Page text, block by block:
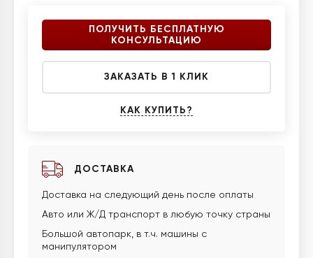
ПОЛУЧИТЬ БЕСПЛАТНУЮ
КОНСУЛЬТАЦИЮ
ЗАКАЗАТЬ В 1 КЛИК
КАК КУПИТЬ?
ДОСТАВКА
Доставка на следующий день после оплаты
Авто или Ж/Д транспорт в любую точку страны
Большой автопарк, в т.ч. машины с
манипулятором